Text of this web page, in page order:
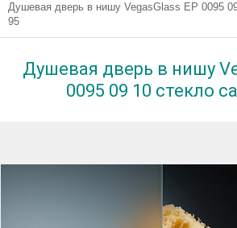
Душевая дверь в нишу VegasGlass EP 0095
95
Душевая дверь в нишу
0095 09 10 стекло